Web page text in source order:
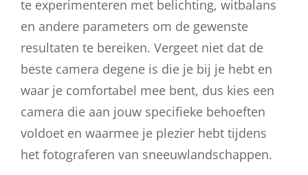
te experimenteren met belichting, witbalans
en andere parameters om de gewenste
resultaten te bereiken. Vergeet niet dat de
beste camera degene is die je bij je hebt en
waar je comfortabel mee bent, dus kies een
camera die aan jouw specifieke behoeften
voldoet en waarmee je plezier hebt tijdens
het fotograferen van sneeuwlandschappen.